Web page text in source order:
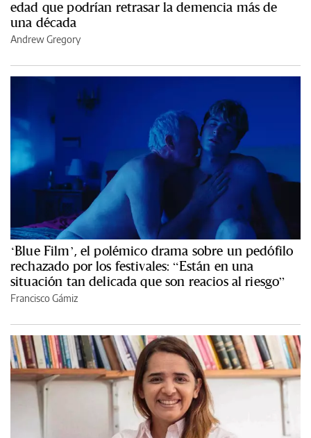
edad que podrían retrasar la demencia más de
una década
Andrew Gregory
‘Blue Film’, el polémico drama sobre un pedófilo
rechazado por los festivales: “Están en una
situación tan delicada que son reacios al riesgo”
Francisco Gámiz